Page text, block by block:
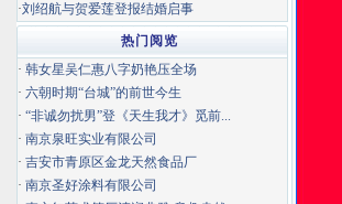
·刘绍航与贺爱莲登报结婚启事
热门阅览
· 韩女星吴仁惠八字奶艳压全场
· 六朝时期“台城”的前世今生
· “非诚勿扰男”登《天生我才》觅前...
· 南京泉旺实业有限公司
· 吉安市青原区金龙天然食品厂
· 南京圣好涂料有限公司